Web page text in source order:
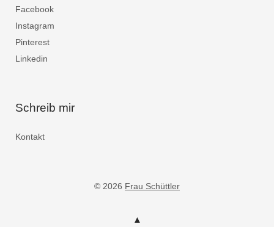
Facebook
Instagram
Pinterest
Linkedin
Schreib mir
Kontakt
© 2026 Frau Schüttler